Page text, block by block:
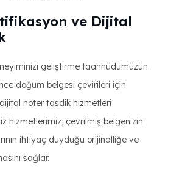
ve Dijital
geliştirme taahhüdümüzün
doğum belgesi çevirileri için
noter tasdik hizmetleri
hizmetlerimiz, çevrilmiş belgenizin
ihtiyaç duyduğu orijinalliğe ve
sağlar.